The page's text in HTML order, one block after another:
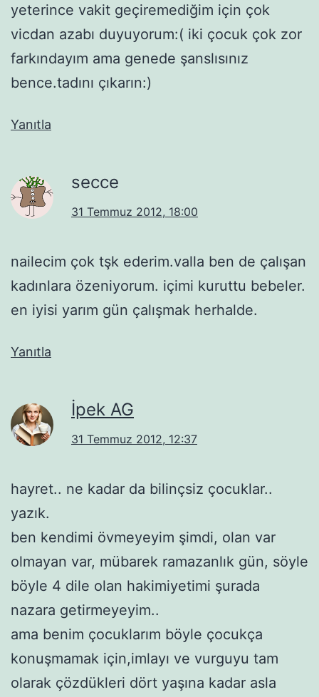
yeterince vakit geçiremediğim için çok
vicdan azabı duyuyorum:( iki çocuk çok zor
farkındayım ama genede şanslısınız
bence.tadını çıkarın:)
Yanıtla
secce
31 Temmuz 2012, 18:00
nailecim çok tşk ederim.valla ben de çalışan
kadınlara özeniyorum. içimi kuruttu bebeler.
en iyisi yarım gün çalışmak herhalde.
Yanıtla
İpek AG
31 Temmuz 2012, 12:37
hayret.. ne kadar da bilinçsiz çocuklar..
yazık.
ben kendimi övmeyeyim şimdi, olan var
olmayan var, mübarek ramazanlık gün, söyle
böyle 4 dile olan hakimiyetimi şurada
nazara getirmeyeyim..
ama benim çocuklarım böyle çocukça
konuşmamak için,imlayı ve vurguyu tam
olarak çözdükleri dört yaşına kadar asla